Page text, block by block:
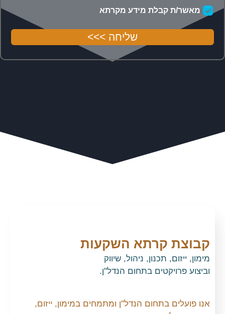
קבוצת קרתא השקעות
מימון, ייזום, תכנון, ניהול, שיווק
וביצוע פרויקטים בתחום הנדל"ן.
אנו פועלים בתחום הנדל"ן ומתמחים במימון, ייזום,